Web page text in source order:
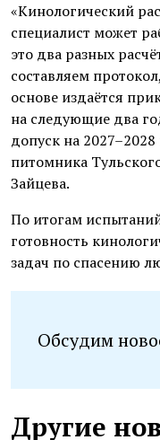
«Кинологический
специалист может
это два разных
составляем
основе издаётся
на следующие два
допуск на
питомника
Зайцева.
По итогам
готовность
задач по спасению
Обсудим
Другие